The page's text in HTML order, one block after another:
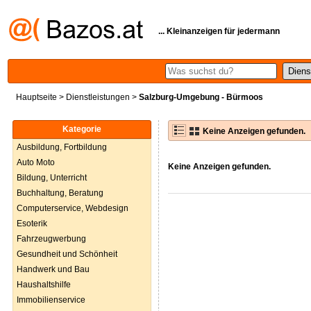
... Kleinanzeigen für jedermann
Hauptseite > Dienstleistungen > Salzburg-Umgebung - Bürmoos
Kategorie
Ausbildung, Fortbildung
Auto Moto
Bildung, Unterricht
Buchhaltung, Beratung
Computerservice, Webdesign
Esoterik
Fahrzeugwerbung
Gesundheit und Schönheit
Handwerk und Bau
Haushaltshilfe
Immobilienservice
Keine Anzeigen gefunden.
Keine Anzeigen gefunden.